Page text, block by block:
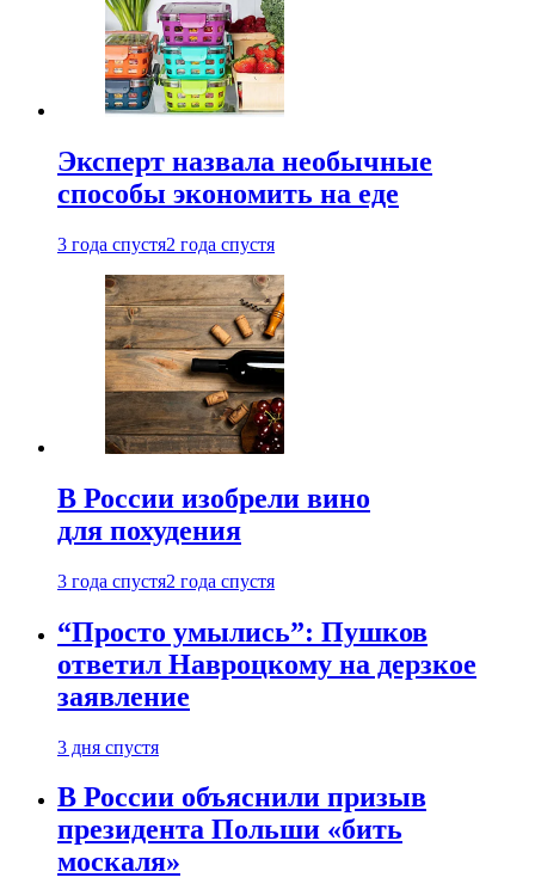
Эксперт назвала необычные
способы экономить на еде
3 года спустя2 года спустя
В России изобрели вино
для похудения
3 года спустя2 года спустя
“Просто умылись”: Пушков
ответил Навроцкому на дерзкое
заявление
3 дня спустя
В России объяснили призыв
президента Польши «бить
москаля»